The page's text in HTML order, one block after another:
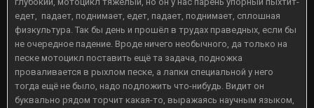
едет, падает, поднимает, едет, падает, поднимает, сплошная
физкультура. Так бы день и прошёл в трудах праведных, если бы
не очередное падение. Вроде ничего необычного, да только на
песке мотоцикл поставить ещё та задача, подножка
проваливается в рыхлом песке, а лапки специальной у него
тогда ещё не было, надо подложить что-нибудь. Видит он
буквально рядом торчит какая-то, выражаясь научным языком,